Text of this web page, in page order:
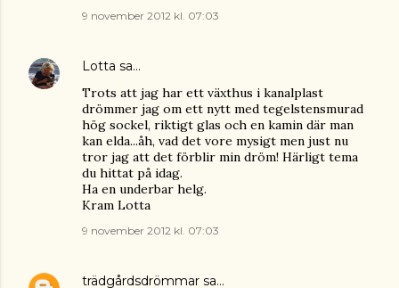
9 november 2012 kl. 07:03
Lotta sa…
Trots att jag har ett växthus i kanalplast
drömmer jag om ett nytt med tegelstensmurad
hög sockel, riktigt glas och en kamin där man
kan elda...åh, vad det vore mysigt men just nu
tror jag att det förblir min dröm! Härligt tema
du hittat på idag.
Ha en underbar helg.
Kram Lotta
9 november 2012 kl. 07:03
trädgårdsdrömmar sa…